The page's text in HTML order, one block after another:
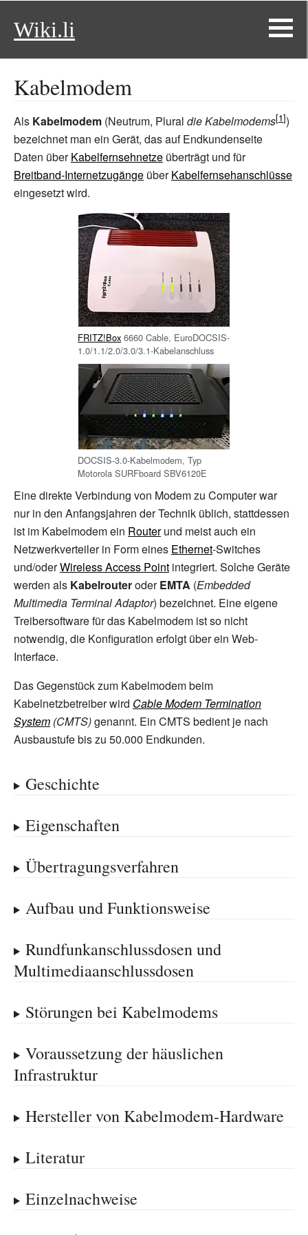
Wiki.li
Kabelmodem
Als Kabelmodem (Neutrum, Plural die Kabelmodems
)
bezeichnet man ein Gerät, das auf Endkundenseite
Daten überKabelfernsehnetze überträgt und für
Breitband-Internetzugänge überKabelfernsehanschlüsse
eingesetzt wird.
FRITZ!Box 6660 Cable, EuroDOCSIS-
1.0/1.1/2.0/3.0/3.1-Kabelanschluss
DOCSIS-3.0-Kabelmodem, Typ
Motorola SURFboard SBV6120E
Eine direkte Verbindung von Modem zu Computer war
nur in den Anfangsjahren der Technik üblich, stattdessen
ist im Kabelmodem ein Routerund meist auch ein
Netzwerkverteiler in Form eines Ethernet-Switches
und/oderWireless Access Point integriert. Solche Geräte
werden als KabelrouteroderEMTA (Embedded
Multimedia Terminal Adaptor) bezeichnet. Eine eigene
Treibersoftware für das Kabelmodem ist so nicht
notwendig, die Konfiguration erfolgt über ein Web-
Interface.
Das Gegenstück zum Kabelmodem beim
Kabelnetzbetreiber wird Cable Modem Termination
System (CMTS)genannt. Ein CMTS bedient je nach
Ausbaustufe bis zu 50.000 Endkunden.
Geschichte
Eigenschaften
Übertragungsverfahren
Aufbau und Funktionsweise
Rundfunkanschlussdosen und
Multimediaanschlussdosen
Störungen bei Kabelmodems
Voraussetzung der häuslichen
Infrastruktur
Hersteller von Kabelmodem-Hardware
Literatur
Einzelnachweise